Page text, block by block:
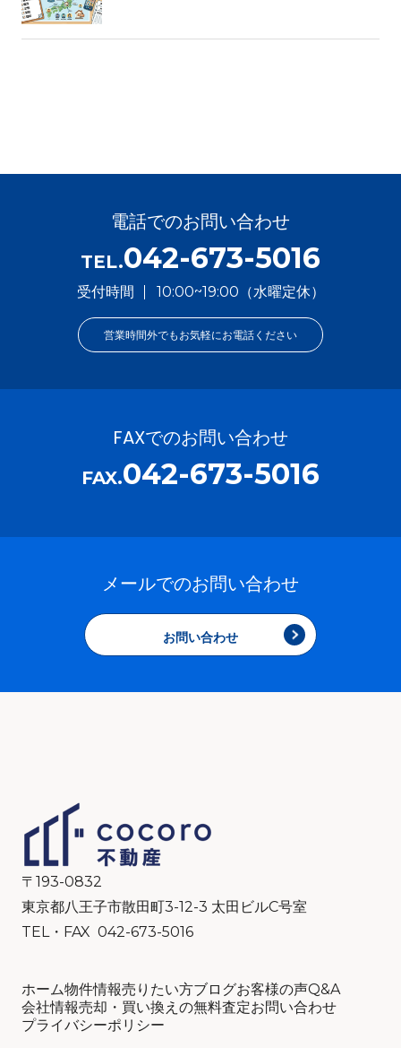
電話でのお問い合わせ
TEL.042-673-5016
受付時間 10:00~19:00（水曜定休）
営業時間外でもお気軽にお電話ください
FAXでのお問い合わせ
FAX.042-673-5016
メールでのお問い合わせ
お問い合わせ
〒193-0832
東京都八王子市散田町3-12-3 太田ビルC号室
TEL・FAX 042-673-5016
ホーム物件情報売りたい方ブログお客様の声Q&A
会社情報売却・買い換えの無料査定お問い合わせ
プライバシーポリシー